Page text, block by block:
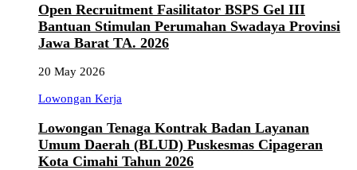
Open Recruitment Fasilitator BSPS Gel III
Bantuan Stimulan Perumahan Swadaya Provinsi
Jawa Barat TA. 2026
20 May 2026
Lowongan Kerja
Lowongan Tenaga Kontrak Badan Layanan
Umum Daerah (BLUD) Puskesmas Cipageran
Kota Cimahi Tahun 2026